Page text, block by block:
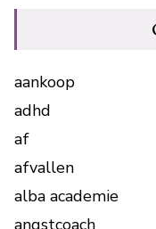
aankoop
adhd
af
afvallen
alba academie
angstcoach